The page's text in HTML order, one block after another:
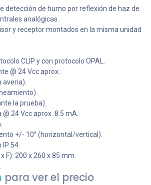
detección de humo por reflexión de haz de
analógicas.
y receptor montados en la misma unidad
CLIP y con protocolo OPAL.
@ 24 Vcc aprox.:
la prueba).
24 Vcc aprox. 8.5 mA.
+/- 10° (horizontal/vertical).
54.
F): 200 x 260 x 85 mm.
para ver el precio